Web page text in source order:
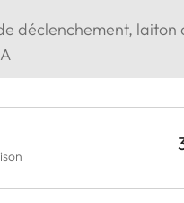
déclenchement, laiton